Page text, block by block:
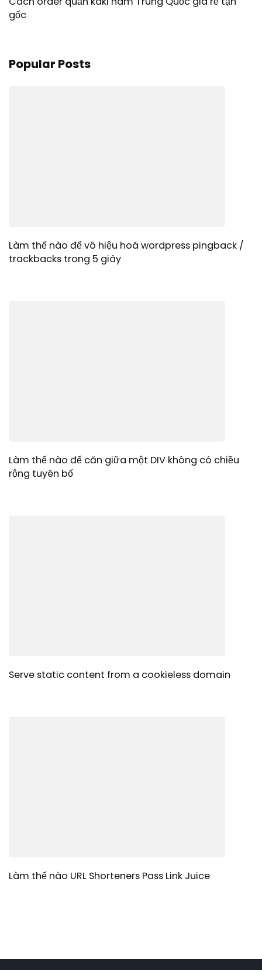
gốc
Popular Posts
Làm thế nào để vô hiệu hoá wordpress pingback /
trackbacks trong 5 giây
Làm thế nào để căn giữa một DIV không có chiều
rộng tuyên bố
Serve static content from a cookieless domain
Làm thế nào URL Shorteners Pass Link Juice